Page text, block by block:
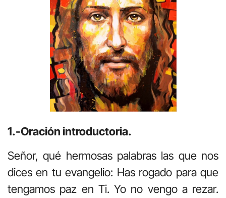
1.-Oración introductoria.
Señor, qué hermosas palabras las que nos
dices en tu evangelio: Has rogado para que
tengamos paz en Ti. Yo no vengo a rezar.